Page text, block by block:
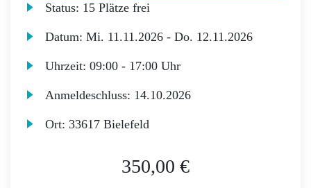
Status: 15 Plätze frei
Datum:Mi. 11.11.2026 -Do. 12.11.2026
Uhrzeit:09:00 - 17:00 Uhr
Anmeldeschluss: 14.10.2026
Ort:33617 Bielefeld
350,00 €